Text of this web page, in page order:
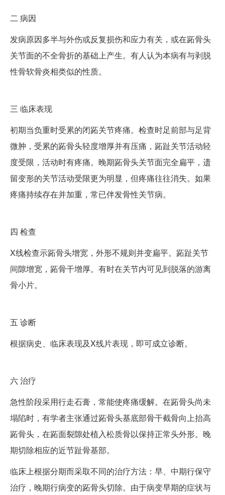
二 病因
发病原因多半与外伤或反复损伤和应力有关，或在跖骨头
关节面的不全骨折的基础上产生。有人认为本病有与剥脱
性骨软骨炎相类似的性质。
三 临床表现
初期当负重时受累的闭跖关节疼痛。检查时足前部与足背
微肿，受累的跖骨头轻度增厚并有压痛，跖趾关节活动轻
度受限，活动时有疼痛。晚期跖骨头关节面完全扁平，遗
留变形的关节活动受限更为明显，但疼痛往往消失。如果
疼痛持续存在并加重，常已伴发骨性关节病。
四 检查
X线检查示跖骨头增宽，外形不规则并变扁平。跖趾关节
间隙增宽，跖骨干增厚。有时在关节内可见到脱落的游离
骨小片。
五 诊断
根据病史、临床表现及X线片表现，即可成立诊断。
六治疗
急性阶段采用行走石膏，常能使疼痛缓解。在跖骨头尚未
塌陷时，有学者主张通过跖骨头基底部骨干截骨向上抬高
跖骨头，在跖面裂隙处植入松质骨以保持正常头外形。晚
期切除相应的近节趾骨基部。
临床上根据分期而采取不同的治疗方法：早、中期行保守
治疗，晚期行病变的跖骨头切除。由于病变早期的症状与